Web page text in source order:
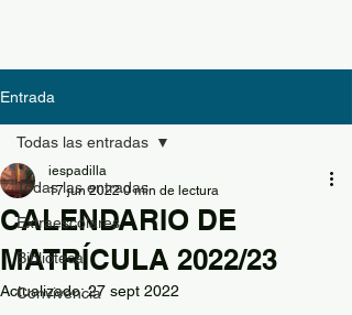
Entrada
Todas las entradas
Extraescolares
Biblioteca
Convivencia
Todas las entradas
CALENDARIO DE
MATRÍCULA 2022/23
iespadilla
17 jun 2022 0 min de lectura
Actualizado:27 sept 2022